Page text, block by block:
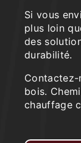
Si vous
plus loin
des
durabilité.
bois.
chauffage